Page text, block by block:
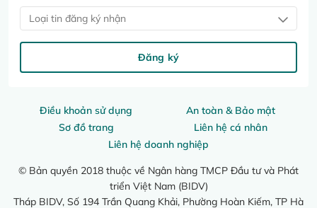
Điều khoản sử dụng
An toàn & Bảo mật
Sơ đồ trang
Liên hệ cá nhân
Liên hệ doanh nghiệp
© Bản quyền 2018 thuộc về Ngân hàng TMCP Đầu tư và Phát
triển Việt Nam (BIDV)
Tháp BIDV, Số 194 Trần Quang Khải, Phường Hoàn Kiếm, TP Hà
Loại tin đăng ký nhận
Đăng ký